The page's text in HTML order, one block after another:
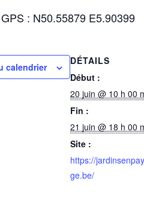
: N50.55879 E5.90399
calendrier
DÉTAILS
Début :
20 juin @ 10 h 00
Fin :
21 juin @ 18 h 00
Site :
https://
ge.be/